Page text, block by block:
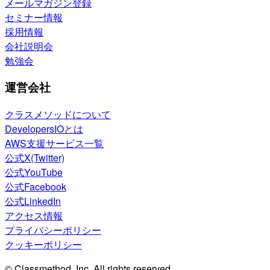
セミナー情報
採用情報
会社説明会
勉強会
運営会社
クラスメソッドについて
DevelopersIOとは
AWS支援サービス一覧
公式X(Twitter)
公式YouTube
公式Facebook
公式LinkedIn
アクセス情報
プライバシーポリシー
クッキーポリシー